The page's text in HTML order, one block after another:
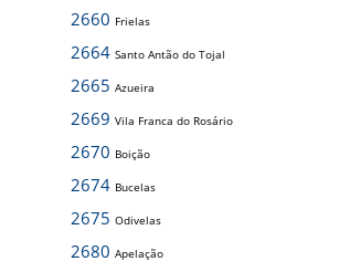
2660 Frielas
2664 Santo Antão do Tojal
2665 Azueira
2669 Vila Franca do Rosário
2670 Boição
2674 Bucelas
2675 Odivelas
2680 Apelação